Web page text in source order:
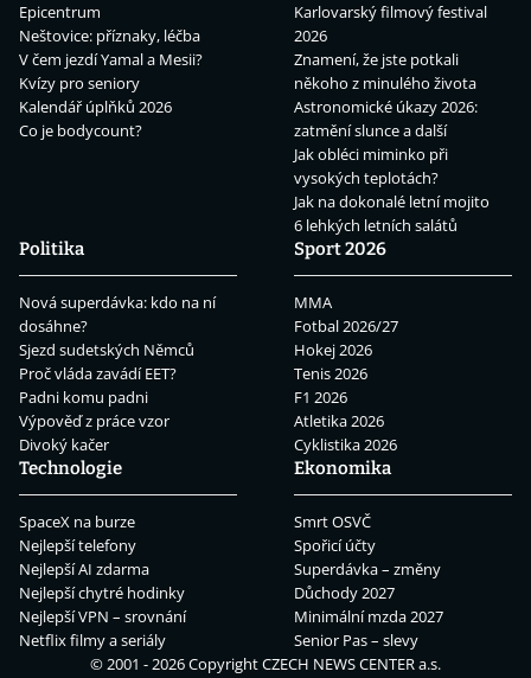
Epicentrum
Neštovice: příznaky, léčba
V čem jezdí Yamal a Mesii?
Kvízy pro seniory
Kalendář úplňků 2026
Co je bodycount?
Karlovarský filmový festival
2026
Znamení, že jste potkali
někoho z minulého života
Astronomické úkazy 2026:
zatmění slunce a další
Jak obléci miminko při
vysokých teplotách?
Jak na dokonalé letní mojito
6 lehkých letních salátů
Politika
Nová superdávka: kdo na ní
dosáhne?
Sjezd sudetských Němců
Proč vláda zavádí EET?
Padni komu padni
Výpověď z práce vzor
Divoký kačer
Sport 2026
MMA
Fotbal 2026/27
Hokej 2026
Tenis 2026
F1 2026
Atletika 2026
Cyklistika 2026
Technologie
SpaceX na burze
Nejlepší telefony
Nejlepší AI zdarma
Nejlepší chytré hodinky
Nejlepší VPN – srovnání
Netflix filmy a seriály
Ekonomika
Smrt OSVČ
Spořicí účty
Superdávka – změny
Důchody 2027
Minimální mzda 2027
Senior Pas – slevy
© 2001 - 2026 CopyrightCZECH NEWS CENTER a.s.